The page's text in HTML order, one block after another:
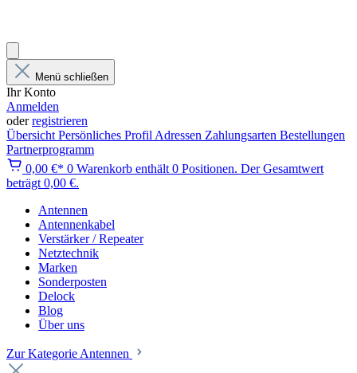
Menü schließen
Ihr Konto
Anmelden
oderregistrieren
Übersicht Persönliches Profil Adressen Zahlungsarten Bestellungen
Partnerprogramm
0,00 €* 0 Warenkorb enthält 0 Positionen. Der Gesamtwert
beträgt 0,00 €.
Antennen
Antennenkabel
Verstärker / Repeater
Netztechnik
Marken
Sonderposten
Delock
Blog
Über uns
Zur Kategorie Antennen